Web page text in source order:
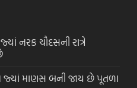
નરક ચૌદસની રાત્રે
માણસ બની જાય છે પૂતળા